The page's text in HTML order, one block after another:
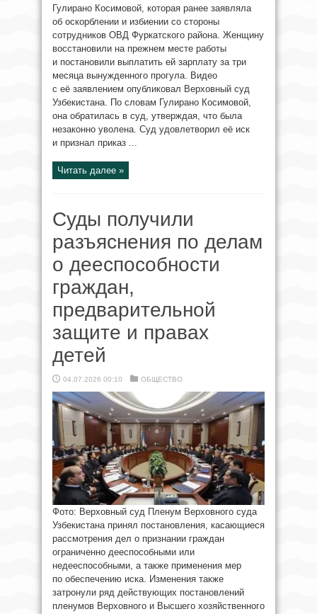
Гулирано Косимовой, которая ранее заявляла
об оскорблении и избиении со стороны
сотрудников ОВД Фуркатского района. Женщину
восстановили на прежнем месте работы
и постановили выплатить ей зарплату за три
месяца вынужденного прогула. Видео
с её заявлением опубликовал Верховный суд
Узбекистана. По словам Гулирано Косимовой,
она обратилась в суд, утверждая, что была
незаконно уволена. Суд удовлетворил её иск
и признал приказ ...
Читать далее »
Суды получили
разъяснения по делам
о дееспособности
граждан,
предварительной
защите и правах
детей
04.07.2026 00:10 ОБЩЕСТВО
Фото: Верховный суд Пленум Верховного суда
Узбекистана принял постановления, касающиеся
рассмотрения дел о признании граждан
ограниченно дееспособными или
недееспособными, а также применения мер
по обеспечению иска. Изменения также
затронули ряд действующих постановлений
пленумов Верховного и Высшего хозяйственного